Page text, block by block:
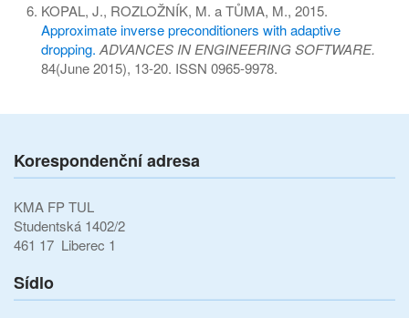
KOPAL, J., ROZLOŽNÍK, M. a TŮMA, M., 2015.
Approximate inverse preconditioners with adaptive
dropping. ADVANCES IN ENGINEERING SOFTWARE.
84(June 2015), 13-20. ISSN 0965-9978.
Korespondenční adresa
KMA FP TUL
Studentská 1402/2
461 17 Liberec 1
Sídlo